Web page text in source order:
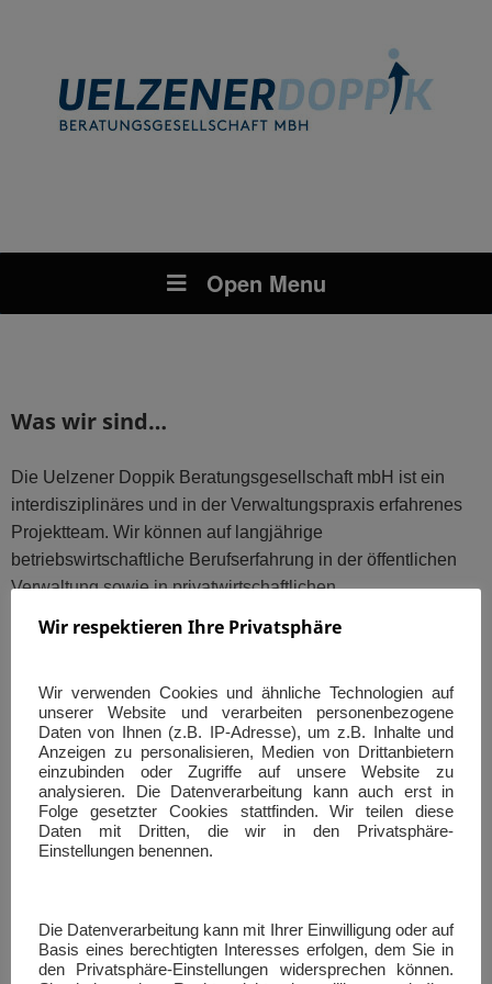
Open Menu
Was wir sind…
Die Uelzener Doppik Beratungsgesellschaft mbH ist ein
interdisziplinäres und in der Verwaltungspraxis erfahrenes
Projektteam. Wir können auf langjährige
betriebswirtschaftliche Berufserfahrung in der öffentlichen
Verwaltung sowie in privatwirtschaftlichen
und Beratungsteam der Kernverwaltung der Stadt
Uelzen und betreuen bundesweit Kommunalverwaltungen
bei der Umstellung auf die Doppik, eine neue
organisatorische Ausrichtung, sowie bei der
Vermögenserfassung und -bewertung und der Erstellung
von Jahres- und Gesamtabschlüssen.
Heute besteht unser
Team aus Vor-Ort-Ansprechpartner*innen aus
Kurzum: Wir sind bundesweit vertreten und regional
verankert – bestimmt auch vor Ihrer Haustür!
Wir respektieren Ihre Privatsphäre
Wir verwenden Cookies und ähnliche Technologien auf
unserer Website und verarbeiten personenbezogene
Daten von Ihnen (z.B. IP-Adresse), um z.B. Inhalte und
Anzeigen zu personalisieren, Medien von Drittanbietern
einzubinden oder Zugriffe auf unsere Website zu
analysieren. Die Datenverarbeitung kann auch erst in
Folge gesetzter Cookies stattfinden. Wir teilen diese
Daten mit Dritten, die wir in den Privatsphäre-
Einstellungen benennen.
Die Datenverarbeitung kann mit Ihrer Einwilligung oder auf
Basis eines berechtigten Interesses erfolgen, dem Sie in
den Privatsphäre-Einstellungen widersprechen können.